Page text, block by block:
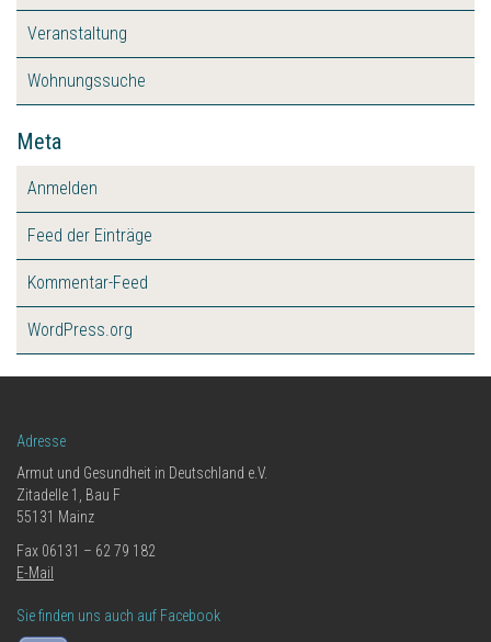
Veranstaltung
Wohnungssuche
Meta
Anmelden
Feed der Einträge
Kommentar-Feed
WordPress.org
Adresse
Armut und Gesundheit in Deutschland e.V.
Zitadelle 1, Bau F
55131 Mainz
Fax 06131 – 62 79 182
E-Mail
Sie finden uns auch auf Facebook